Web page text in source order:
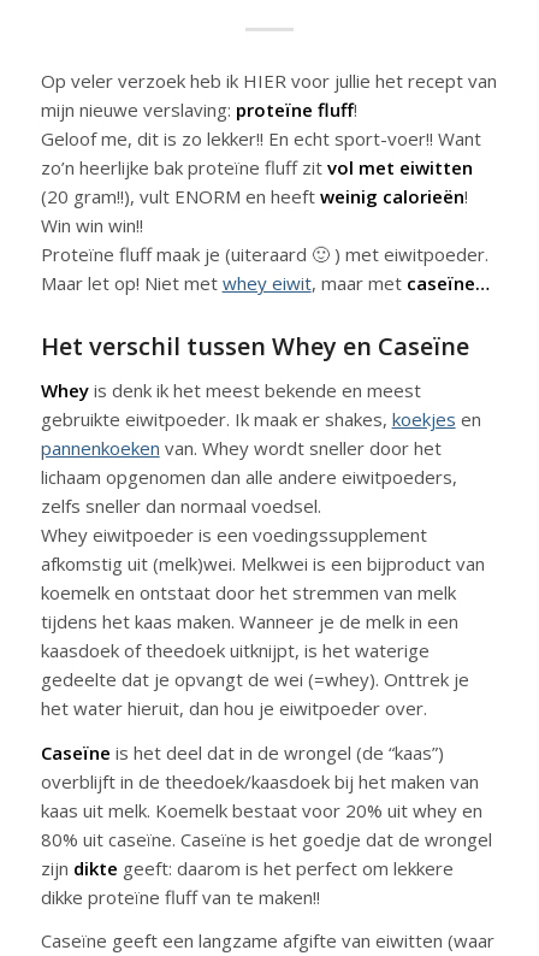
Op veler verzoek heb ik HIER voor jullie het recept van
mijn nieuwe verslaving: proteïne fluff!
Geloof me, dit is zo lekker!! En echt sport-voer!! Want
zo’n heerlijke bak proteïne fluff zit vol met eiwitten
(20 gram!!), vult ENORM en heeft weinig calorieën!
Win win win!!
Proteïne fluff maak je (uiteraard 🙂 ) met eiwitpoeder.
Maar let op! Niet met whey eiwit, maar met caseïne…
Het verschil tussen Whey en Caseïne
Wheyis denk ik het meest bekende en meest
gebruikte eiwitpoeder. Ik maak er shakes, koekjes en
pannenkoeken van. Whey wordt sneller door het
lichaam opgenomen dan alle andere eiwitpoeders,
zelfs sneller dan normaal voedsel.
Whey eiwitpoeder is een voedingssupplement
afkomstig uit (melk)wei. Melkwei is een bijproduct van
koemelk en ontstaat door het stremmen van melk
tijdens het kaas maken. Wanneer je de melk in een
kaasdoek of theedoek uitknijpt, is het waterige
gedeelte dat je opvangt de wei (=whey). Onttrek je
het water hieruit, dan hou je eiwitpoeder over.
Caseïne is het deel dat in de wrongel (de “kaas”)
overblijft in de theedoek/kaasdoek bij het maken van
kaas uit melk. Koemelk bestaat voor 20% uit whey en
80% uit caseïne. Caseïne is het goedje dat de wrongel
zijn dikte geeft: daarom is het perfect om lekkere
dikke proteïne fluff van te maken!!
Caseïne geeft een langzame afgifte van eiwitten (waar